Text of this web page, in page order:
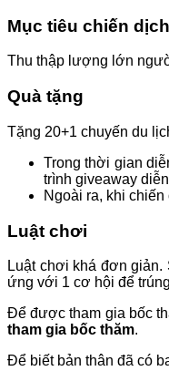
Mục tiêu chiến dịch
Thu thập lượng lớn
Quà tặng
Tặng 20+1 chuyến du
Trong thời gian
trình giveaway
Ngoài ra, khi
Luật chơi
Luật chơi khá đơn
ứng với 1 cơ hội để
Để được tham gia bốc
tham gia bốc thăm.
Để biết bản thân đã có